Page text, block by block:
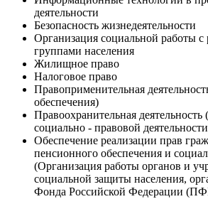
деятельности
Безопасность жизнедеятельности
Организация социальной работы
группами населения
Жилищное право
Налоговое право
Правоприменительная
обеспечения)
Правоохранительная
социально - правовой
Обеспечение реализации прав
пенсионного обеспечения и
(Организация работы органов и
социальной защиты населения,
Фонда Российской Федерации